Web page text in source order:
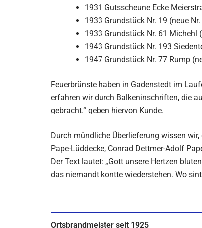
1931 Gutsscheune Ecke
1933 Grundstück Nr. 19 (neue
1933 Grundstück Nr. 61 Michehl
1943 Grundstück Nr. 193
1947 Grundstück Nr. 77 Rump
Feuerbrünste haben in Gadenstedt im
erfahren wir durch Balkeninschriften, die
gebracht.“ geben hiervon Kunde.
Durch mündliche Überlieferung wissen
Pape-Lüddecke, Conrad Dettmer-Adolf
Der Text lautet: „Gott unsere Hertzen
das niemandt kontte wiederstehen. Wo
Ortsbrandmeister seit 1925